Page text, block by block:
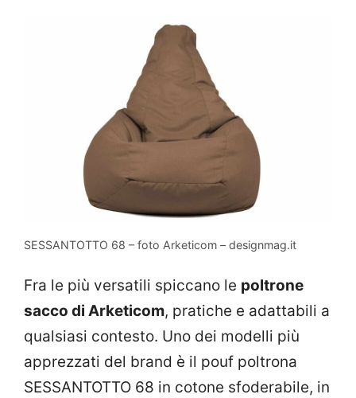
SESSANTOTTO 68 – foto Arketicom – designmag.it
Fra le più versatili spiccano le poltrone
sacco di Arketicom, pratiche e adattabili a
qualsiasi contesto. Uno dei modelli più
apprezzati del brand è il pouf poltrona
SESSANTOTTO 68 in cotone sfoderabile, in